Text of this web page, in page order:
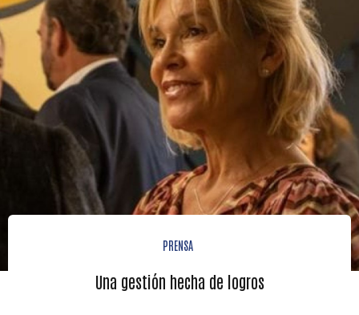
PRENSA
Una gestión hecha de logros